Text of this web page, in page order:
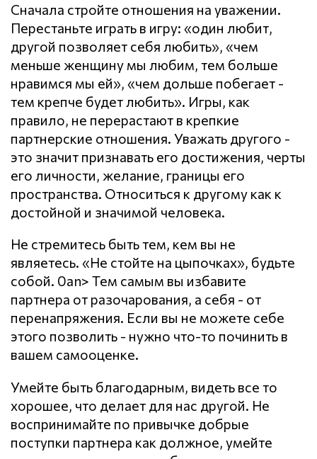
Сначала стройте отношения на уважении.
Перестаньте играть в игру: «один любит,
другой позволяет себя любить», «чем
меньше женщину мы любим, тем больше
нравимся мы ей», «чем дольше побегает -
тем крепче будет любить». Игры, как
правило, не перерастают в крепкие
партнерские отношения. Уважать другого -
это значит признавать его достижения, черты
его личности, желание, границы его
пространства. Относиться к другому как к
достойной и значимой человека.
Не стремитесь быть тем, кем вы не
являетесь. «Не стойте на цыпочках», будьте
собой. 0an> Тем самым вы избавите
партнера от разочарования, а себя - от
перенапряжения. Если вы не можете себе
этого позволить - нужно что-то починить в
вашем самооценке.
Умейте быть благодарным, видеть все то
хорошее, что делает для нас другой. Не
воспринимайте по привычке добрые
поступки партнера как должное, умейте